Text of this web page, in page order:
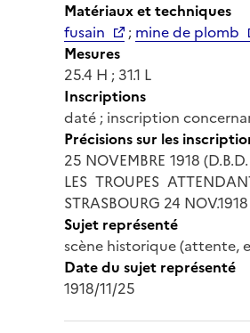
Matériaux et techniques
fusain
; mine de plomb
Mesures
25.4 H ; 31.1 L
Inscriptions
daté ; inscription
Précisions sur les
25 NOVEMBRE 1918
LES TROUPES
STRASBOURG 24
Sujet représenté
scène historique (attente,
Date du sujet représenté
1918/11/25